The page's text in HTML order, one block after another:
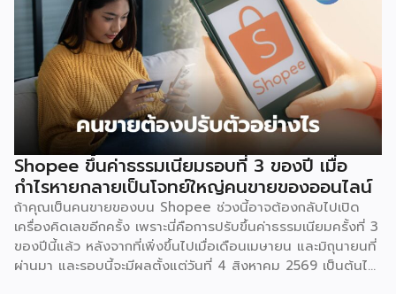
Shopee ขึ้นค่าธรรมเนียมรอบที่ 3 ของปี เมื่อ
กำไรหายกลายเป็นโจทย์ใหญ่คนขายของออนไลน์
ถ้าคุณเป็นคนขายของบน Shopee ช่วงนี้อาจต้องกลับไปเปิด
เครื่องคิดเลขอีกครั้ง เพราะนี่คือการปรับขึ้นค่าธรรมเนียมครั้งที่ 3
ของปีนี้แล้ว หลังจากที่เพิ่งขึ้นไปเมื่อเดือนเมษายน และมิถุนายนที่
ผ่านมา และรอบนี้จะมีผลตั้งแต่วันที่ 4 สิงหาคม 2569 เป็นต้นไป